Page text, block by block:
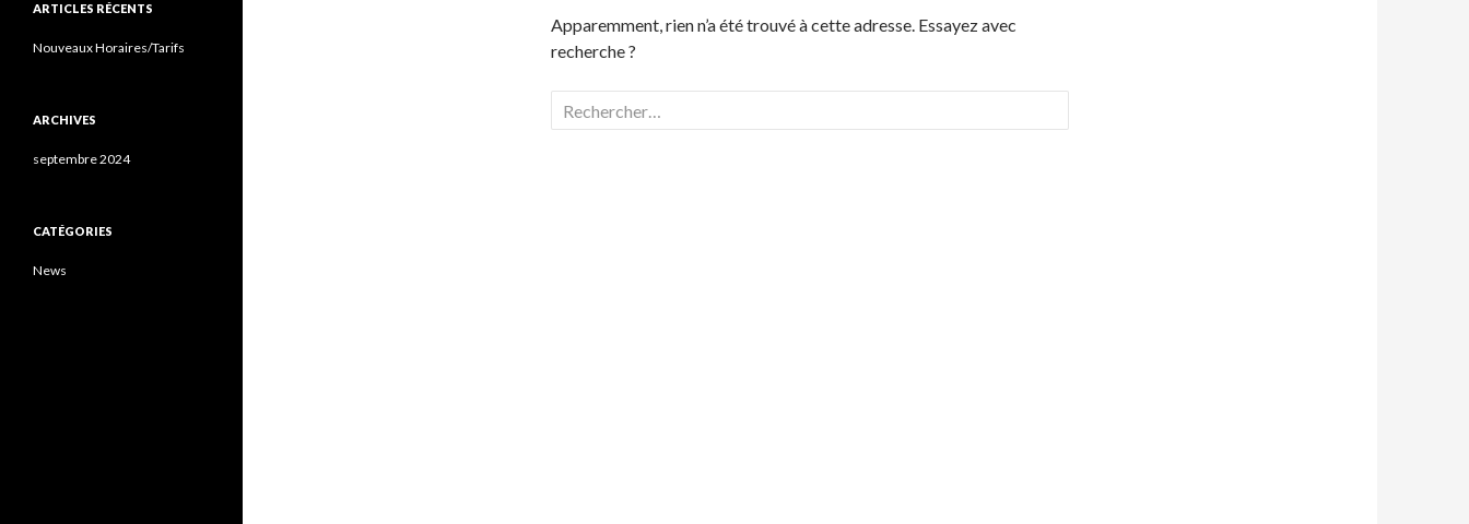
Apparemment, rien n’a été trouvé à cette adresse. Essayez avec
recherche ?
Rechercher :
ARTICLES RÉCENTS
Nouveaux Horaires/Tarifs
ARCHIVES
septembre 2024
CATÉGORIES
News